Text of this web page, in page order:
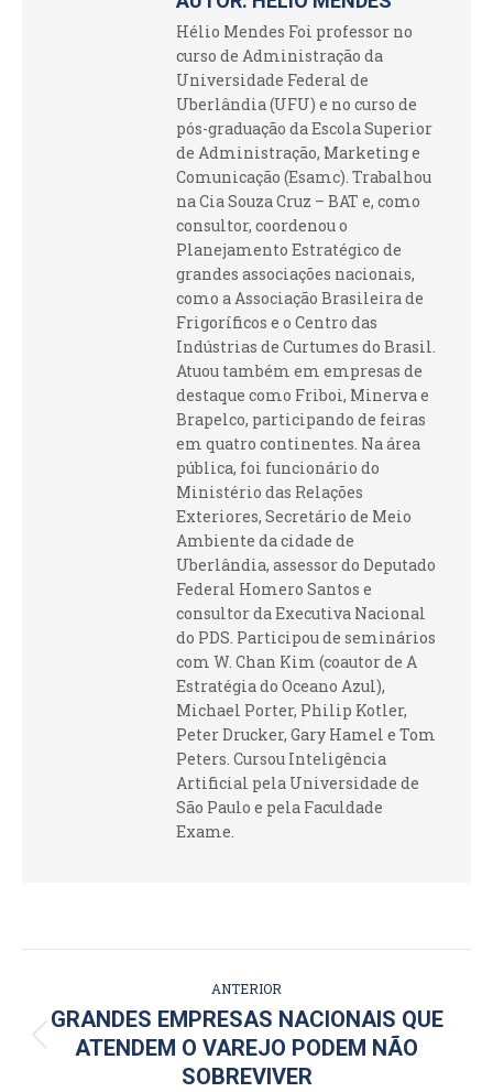
Hélio Mendes Foi professor no
curso de Administração da
Universidade Federal de
Uberlândia (UFU) e no curso de
pós-graduação da Escola Superior
de Administração, Marketing e
Comunicação (Esamc). Trabalhou
na Cia Souza Cruz – BAT e, como
consultor, coordenou o
Planejamento Estratégico de
grandes associações nacionais,
como a Associação Brasileira de
Frigoríficos e o Centro das
Indústrias de Curtumes do Brasil.
Atuou também em empresas de
destaque como Friboi, Minerva e
Brapelco, participando de feiras
em quatro continentes. Na área
pública, foi funcionário do
Ministério das Relações
Exteriores, Secretário de Meio
Ambiente da cidade de
Uberlândia, assessor do Deputado
Federal Homero Santos e
consultor da Executiva Nacional
do PDS. Participou de seminários
com W. Chan Kim (coautor de A
Estratégia do Oceano Azul),
Michael Porter, Philip Kotler,
Peter Drucker, Gary Hamel e Tom
Peters. Cursou Inteligência
Artificial pela Universidade de
São Paulo e pela Faculdade
Exame.
DE
POST:
ANTERIOR
Post
anterior:
GRANDES EMPRESAS NACIONAIS QUE
ATENDEM O VAREJO PODEM NÃO
SOBREVIVER